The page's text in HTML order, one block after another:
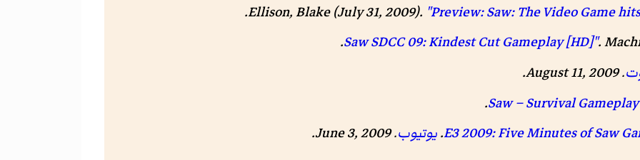
Ellison, Blake (July 31, 2009). "Preview: Saw: The Video Game
.
.
.
. August 11, 2009
.
.
.يوتيوب. June 3, 2009
.